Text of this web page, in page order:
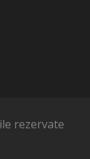
rezervate